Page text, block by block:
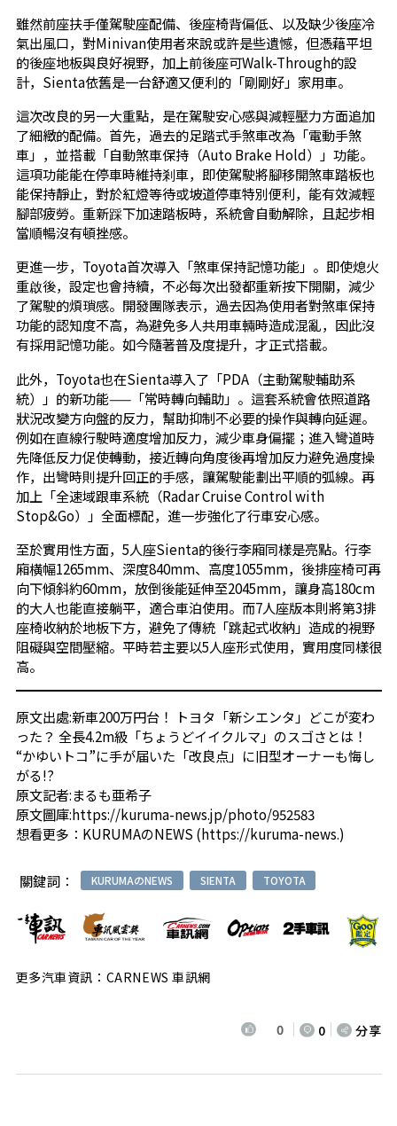
雖然前座扶手僅駕駛座配備、後座椅背偏低、以及缺少後座冷
氣出風口，對Minivan使用者來說或許是些遺憾，但憑藉平坦
的後座地板與良好視野，加上前後座可Walk-Through的設
計，Sienta依舊是一台舒適又便利的「剛剛好」家用車。
這次改良的另一大重點，是在駕駛安心感與減輕壓力方面追加
了細緻的配備。首先，過去的足踏式手煞車改為「電動手煞
車」，並搭載「自動煞車保持（Auto Brake Hold）」功能。
這項功能能在停車時維持剎車，即使駕駛將腳移開煞車踏板也
能保持靜止，對於紅燈等待或坡道停車特別便利，能有效減輕
腳部疲勞。重新踩下加速踏板時，系統會自動解除，且起步相
當順暢沒有頓挫感。
更進一步，Toyota首次導入「煞車保持記憶功能」。即使熄火
重啟後，設定也會持續，不必每次出發都重新按下開關，減少
了駕駛的煩瑣感。開發團隊表示，過去因為使用者對煞車保持
功能的認知度不高，為避免多人共用車輛時造成混亂，因此沒
有採用記憶功能。如今隨著普及度提升，才正式搭載。
此外，Toyota也在Sienta導入了「PDA（主動駕駛輔助系
統）」的新功能——「常時轉向輔助」。這套系統會依照道路
狀況改變方向盤的反力，幫助抑制不必要的操作與轉向延遲。
例如在直線行駛時適度增加反力，減少車身偏擺；進入彎道時
先降低反力促使轉動，接近轉向角度後再增加反力避免過度操
作，出彎時則提升回正的手感，讓駕駛能劃出平順的弧線。再
加上「全速域跟車系統（Radar Cruise Control with
Stop&Go）」全面標配，進一步強化了行車安心感。
至於實用性方面，5人座Sienta的後行李廂同樣是亮點。行李
廂橫幅1265mm、深度840mm、高度1055mm，後排座椅可再
向下傾斜約60mm，放倒後能延伸至2045mm，讓身高180cm
的大人也能直接躺平，適合車泊使用。而7人座版本則將第3排
座椅收納於地板下方，避免了傳統「跳起式收納」造成的視野
阻礙與空間壓縮。平時若主要以5人座形式使用，實用度同樣很
高。
原文出處:新車200万円台！ トヨタ「新シエンタ」どこが変わ
った？ 全長4.2m級「ちょうどイイクルマ」のスゴさとは！
“かゆいトコ”に手が届いた「改良点」に旧型オーナーも悔し
がる!?
原文記者:まるも亜希子
原文圖庫:https://kuruma-news.jp/photo/952583
想看更多： KURUMAのNEWS (https://kuruma-news.)
關鍵詞： KURUMAのNEWS SIENTA TOYOTA
更多汽車資訊：CARNEWS 車訊網
0 0 分享